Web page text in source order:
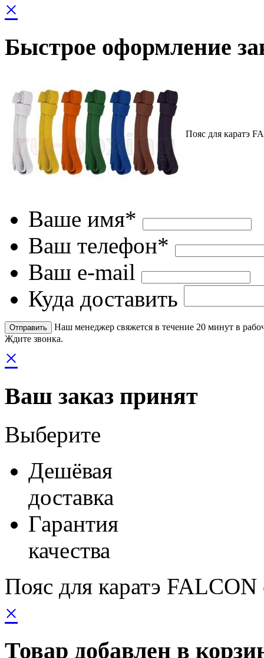
×
Быстрое оформление
Пояс для каратэ
Ваше имя*
Ваш телефон*
Ваш e-mail
Куда доставить
Наш менеджер свяжется в течение 20 минут в
Ждите звонка.
×
Ваш заказ принят
Выберите
Дешёвая
доставка
Гарантия
качества
Пояс для каратэ
×
Товар добавлен в